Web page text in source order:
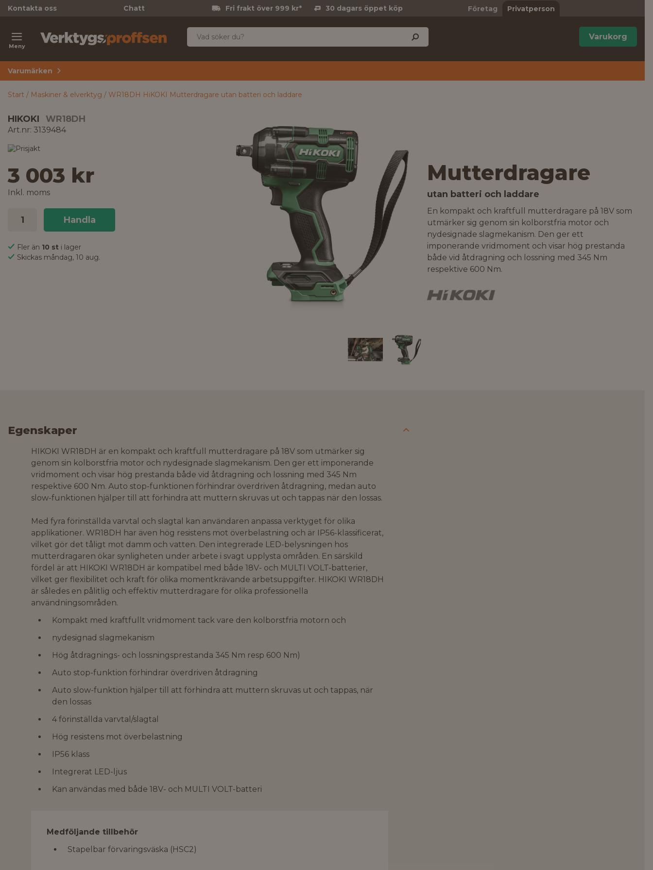
Kontakta oss Chatt Fri frakt över 999 kr* 30 dagars öppet köp Företag Privatperson
Meny
Varukorg
Varumärken
Start Maskiner & elverktyg WR18DH HiKOKI Mutterdragare utan batteri och laddare
HIKOKI WR18DH
Art.nr: 3139484
3 003 kr
Inkl. moms
Handla
Fler än 10 st i lager
Skickas måndag, 10 aug.
Mutterdragare
utan batteri och laddare
En kompakt och kraftfull mutterdragare på 18V som
utmärker sig genom sin kolborstfria motor och
nydesignade slagmekanism. Den ger ett
imponerande vridmoment och visar hög prestanda
både vid åtdragning och lossning med 345 Nm
respektive 600 Nm.
Egenskaper
HIKOKI WR18DH är en kompakt och kraftfull mutterdragare på 18V som utmärker sig
genom sin kolborstfria motor och nydesignade slagmekanism. Den ger ett imponerande
vridmoment och visar hög prestanda både vid åtdragning och lossning med 345 Nm
respektive 600 Nm. Auto stop-funktionen förhindrar överdriven åtdragning, medan auto
slow-funktionen hjälper till att förhindra att muttern skruvas ut och tappas när den lossas.
Med fyra förinställda varvtal och slagtal kan användaren anpassa verktyget för olika
applikationer. WR18DH har även hög resistens mot överbelastning och är IP56-klassificerat,
vilket gör det tåligt mot damm och vatten. Den integrerade LED-belysningen hos
mutterdragaren ökar synligheten under arbete i svagt upplysta områden. En särskild
fördel är att HIKOKI WR18DH är kompatibel med både 18V- och MULTI VOLT-batterier,
vilket ger flexibilitet och kraft för olika momentkrävande arbetsuppgifter. HIKOKI WR18DH
är således en pålitlig och effektiv mutterdragare för olika professionella
användningsområden.
Kompakt med kraftfullt vridmoment tack vare den kolborstfria motorn och
nydesignad slagmekanism
Hög åtdragnings- och lossningsprestanda 345 Nm resp 600 Nm)
Auto stop-funktion förhindrar överdriven åtdragning
Auto slow-funktion hjälper till att förhindra att muttern skruvas ut och tappas, när
den lossas
4 förinställda varvtal/slagtal
Hög resistens mot överbelastning
IP56 klass
Integrerat LED-ljus
Kan användas med både 18V- och MULTI VOLT-batteri
Medföljande tillbehör
Stapelbar förvaringsväska (HSC2)